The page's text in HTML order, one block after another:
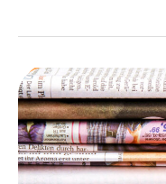
Ist
Printwerbung
heute
noch
relevant?